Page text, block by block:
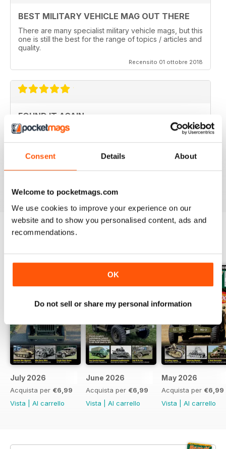
Consent Details About
Welcome to pocketmags.com
We use cookies to improve your experience on our
website and to show you personalised content, ads and
recommendations.
OK
Do not sell or share my personal information
BEST MILITARY VEHICLE MAG OUT THERE
There are many specialist military vehicle mags, but this
one is still the best for the range of topics / articles and
quality.
Recensito 01 ottobre 2018
FOUND IT AGAIN
Didn't know this magazine was still going as its not in
much cheaper, and I think I prefer the digital version
July 2026
Acquista per €6,99
Vista
Al carrello
June 2026
Acquista per €6,99
Vista
Al carrello
May 2026
Acquista per €6,99
Vista
Al carrello